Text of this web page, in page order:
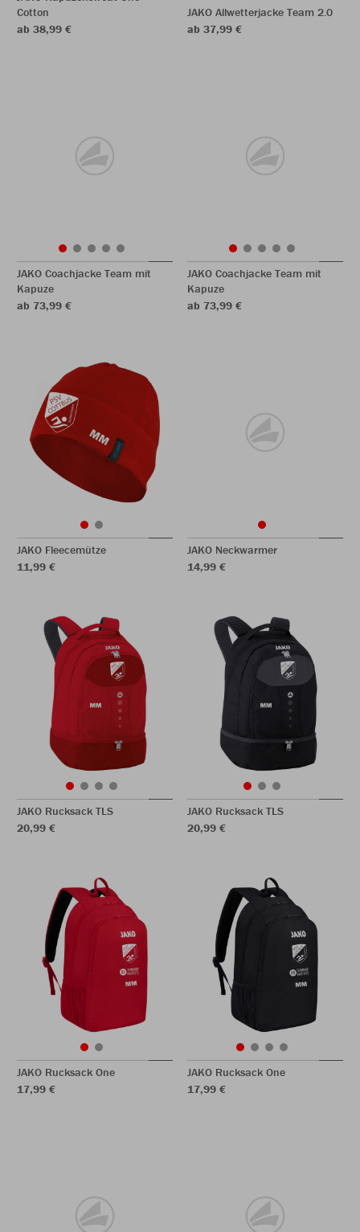
Cotton
ab 38,99 €
JAKO Allwetterjacke Team 2.0
ab 37,99 €
JAKO Coachjacke Team mit
Kapuze
ab 73,99 €
JAKO Coachjacke Team mit
Kapuze
ab 73,99 €
JAKO Fleecemütze
11,99 €
JAKO Neckwarmer
14,99 €
JAKO Rucksack TLS
20,99 €
JAKO Rucksack TLS
20,99 €
JAKO Rucksack One
17,99 €
JAKO Rucksack One
17,99 €